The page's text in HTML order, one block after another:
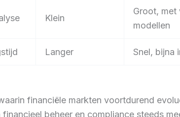
Klein
Groot, met
modellen
Langer Snel, bijna
financiële markten voortdurend
financieel beheer en compliance steeds